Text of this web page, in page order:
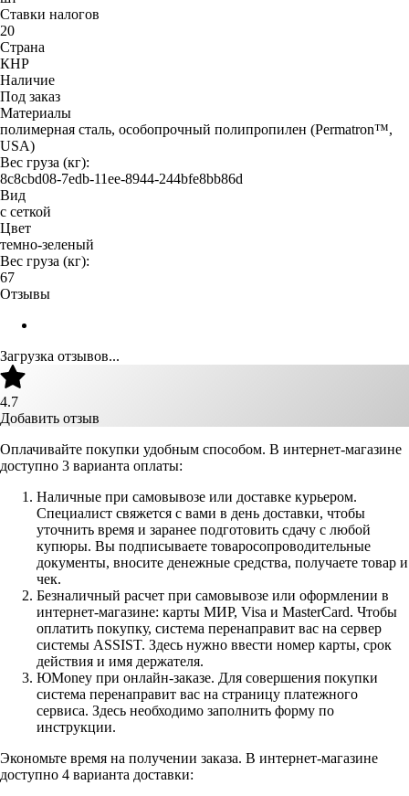
Ставки налогов
20
Страна
КНР
Наличие
Под заказ
Материалы
полимерная сталь, особопрочный полипропилен (Permatron™,
USA)
Вес груза (кг):
8c8cbd08-7edb-11ee-8944-244bfe8bb86d
Вид
с сеткой
Цвет
темно-зеленый
Вес груза (кг):
67
Отзывы
Загрузка отзывов...
4.7
Добавить отзыв
Оплачивайте покупки удобным способом. В интернет-магазине
доступно 3 варианта оплаты:
Наличные при самовывозе или доставке курьером.
Специалист свяжется с вами в день доставки, чтобы
уточнить время и заранее подготовить сдачу с любой
купюры. Вы подписываете товаросопроводительные
документы, вносите денежные средства, получаете товар и
чек.
Безналичный расчет при самовывозе или оформлении в
интернет-магазине: карты МИР, Visa и MasterCard. Чтобы
оплатить покупку, система перенаправит вас на сервер
системы ASSIST. Здесь нужно ввести номер карты, срок
действия и имя держателя.
ЮMoney при онлайн-заказе. Для совершения покупки
система перенаправит вас на страницу платежного
сервиса. Здесь необходимо заполнить форму по
инструкции.
Экономьте время на получении заказа. В интернет-магазине
доступно 4 варианта доставки: